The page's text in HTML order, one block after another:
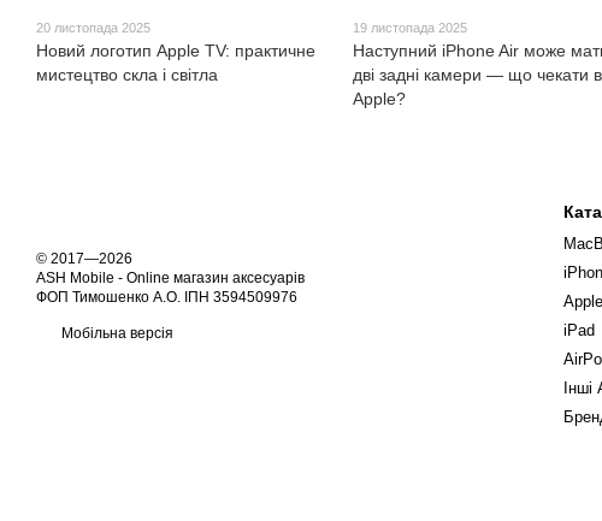
20 листопада 2025
Новий логотип Apple TV: практичне
мистецтво скла і світла
19 листопада 2025
Наступний iPhone Air може
дві задні камери — що чекати
Apple?
© 2017—2026
ASH Mobile - Online магазин аксесуарів
ФОП Тимошенко А.О. ІПН 3594509976
Мобільна версія
iPad